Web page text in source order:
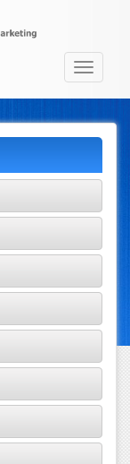
Toggle